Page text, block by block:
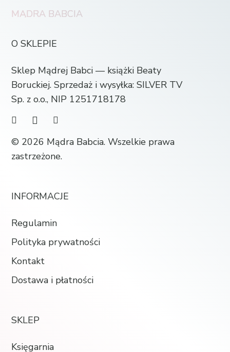
MĄDRA BABCIA
O SKLEPIE
Sklep Mądrej Babci — książki Beaty
Boruckiej. Sprzedaż i wysyłka: SILVER TV
Sp. z o.o., NIP 1251718178
© 2026 Mądra Babcia. Wszelkie prawa
zastrzeżone.
INFORMACJE
Regulamin
Polityka prywatności
Kontakt
Dostawa i płatności
SKLEP
Księgarnia